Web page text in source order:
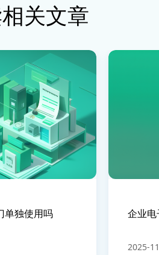
关文章
单独使用吗 企业
2025-